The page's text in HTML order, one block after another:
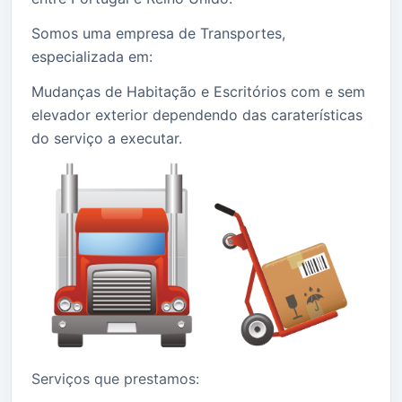
Somos uma empresa de Transportes,
especializada em:
Mudanças de Habitação e Escritórios com e sem
elevador exterior dependendo das caraterísticas
do serviço a executar.
Serviços que prestamos: